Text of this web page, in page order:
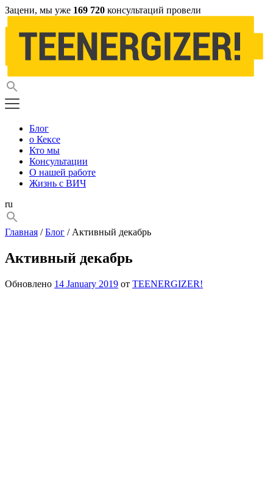
Зацени, мы уже 169 720 консультаций провели
Блог
о Кексе
Кто мы
Консультации
О нашей работе
Жизнь с ВИЧ
ru
Главная /Блог / Активный декабрь
Активный декабрь
Обновлено 14 January 2019 от TEENERGIZER!